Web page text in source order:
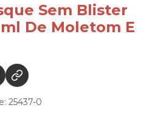
Sem Blister
De Moletom E
25437-0